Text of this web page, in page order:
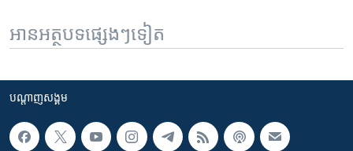
អានអត្ថបទផ្សេងៗទៀត
បណ្តាញ​សង្គម